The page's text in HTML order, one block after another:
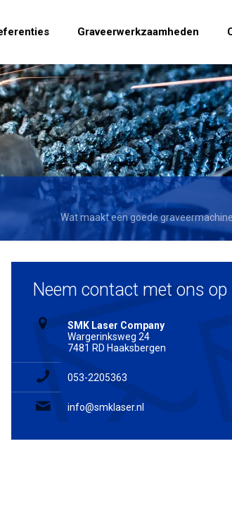
Graveerwerkzaamheden
Wat maakt een goede
Neem contact met ons op
SMK Laser Company
Wargerinksweg 24
7481 RD Haaksbergen
053-2205363
info@smklaser.nl